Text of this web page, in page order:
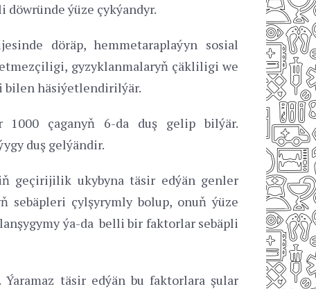
ýüze çykýandyr.
döräp, hemmetaraplaýyn sosial
gyzyklanmalaryň çäkliligi we
bilen häsiýetlendirilýär.
1000 çaganyň 6-da duş gelip bilýär.
duş gelýändir.
geçirijilik ukybyna täsir edýän genler
sebäpleri çylşyrymly bolup, onuň ýüze
ýa-da belli bir faktorlar sebäpli
täsir edýän bu faktorlara şular